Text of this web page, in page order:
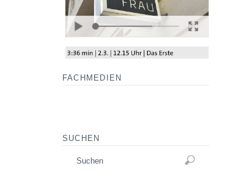
FACHMEDIEN
SUCHEN